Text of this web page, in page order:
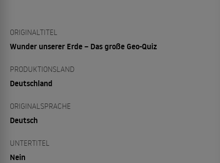
ORIGINALTITEL
Wunder unserer Erde – Das große Geo-Quiz
PRODUKTIONSLAND
Deutschland
ORIGINALSPRACHE
Deutsch
UNTERTITEL
Nein